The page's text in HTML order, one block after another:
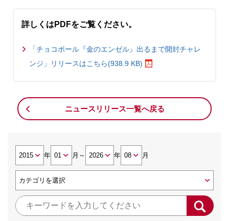
詳しくはPDFをご覧ください。
「チョコボール『金のエンゼル』出るまで開封チャレ
ンジ」リリースはこちら(938.9 KB)
ニュースリリース一覧へ戻る
年 月 ～ 年 月